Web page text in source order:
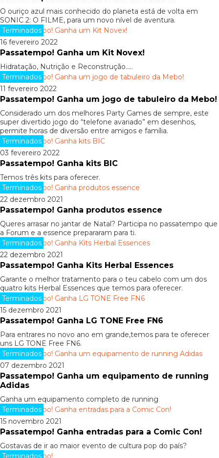
O ouriço azul mais conhecido do planeta está de volta em
SONIC 2: O FILME, para um novo nível de aventura.
Terminados
16 fevereiro 2022
Passatempo! Ganha um Kit Novex!
Hidratação, Nutrição e Reconstrução.....
Terminados
11 fevereiro 2022
Passatempo! Ganha um jogo de tabuleiro da Mebo!
Considerado um dos melhores Party Games de sempre, este
super divertido jogo do “telefone avariado” em desenhos,
permite horas de diversão entre amigos e família.
Terminados
03 fevereiro 2022
Passatempo! Ganha kits BIC
Temos três kits para oferecer.
Terminados
22 dezembro 2021
Passatempo! Ganha produtos essence
Queres arrasar no jantar de Natal? Participa no passatempo que
a Forum e a essence prepararam para ti.
Terminados
22 dezembro 2021
Passatempo! Ganha Kits Herbal Essences
Garante o melhor tratamento para o teu cabelo com um dos
quatro kits Herbal Essences que temos para oferecer.
Terminados
15 dezembro 2021
Passatempo! Ganha LG TONE Free FN6
Para entrares no novo ano em grande,temos para te oferecer
uns LG TONE Free FN6.
Terminados
07 dezembro 2021
Passatempo! Ganha um equipamento de running
Adidas
Ganha um equipamento completo de running
Terminados
15 novembro 2021
Passatempo! Ganha entradas para a Comic Con!
Gostavas de ir ao maior evento de cultura pop do país?
Terminados